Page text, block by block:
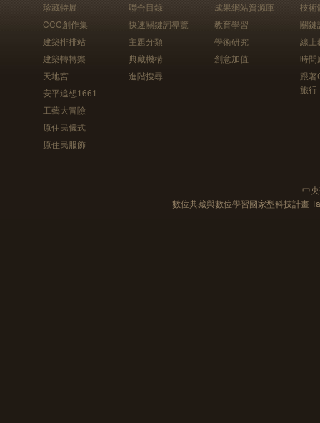
珍藏特展
CCC創作集
建築排排站
建築轉轉樂
天地宮
安平追想1661
工藝大冒險
原住民儀式
原住民服飾
聯合目錄
快速關鍵詞導覽
主題分類
典藏機構
進階搜尋
成果網站資源庫
教育學習
學術研究
創意加值
技術
關鍵
線上
時間
跟
旅行
中
數位典藏與數位學習國家型科技計畫